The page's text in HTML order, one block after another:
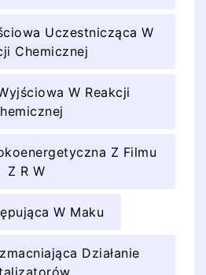
Uczestnicząca W
Chemicznej
W Reakcji
Z Filmu
Z R W
W Maku
Działanie